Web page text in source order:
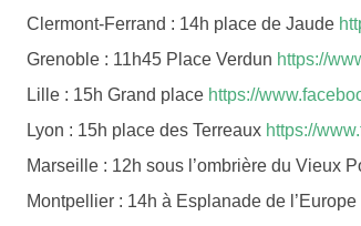
Clermont-Ferrand : 14h place de Jaude
Grenoble : 11h45 Place Verdun https://
Lille : 15h Grand place https://
Lyon : 15h place des Terreaux https://
Marseille : 12h sous l’ombrière du Vieux
Montpellier : 14h à Esplanade de l’Europe